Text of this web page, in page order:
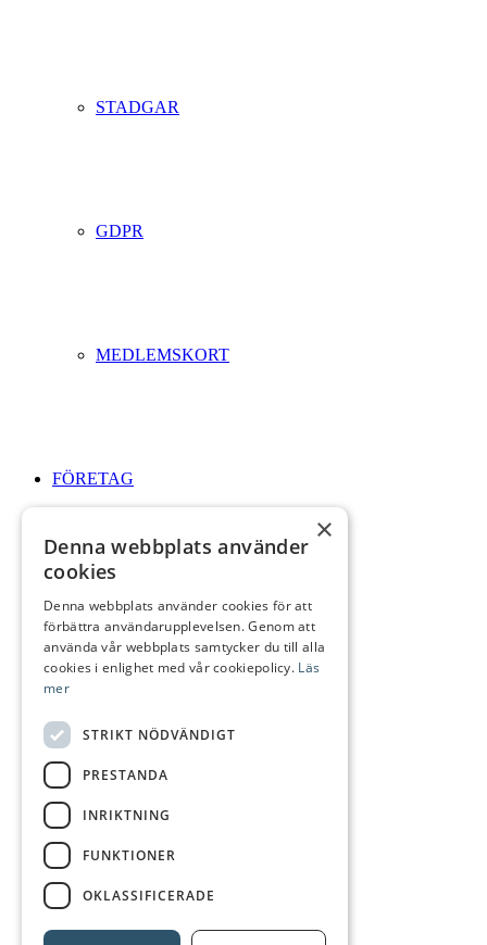
STADGAR
GDPR
MEDLEMSKORT
FÖRETAG
ÖPPETTIDER
Logga In
Sök
×
Denna webbplats använder
cookies
Denna webbplats använder cookies för att
förbättra användarupplevelsen. Genom att
använda vår webbplats samtycker du till alla
cookies i enlighet med vår cookiepolicy. Läs
mer
STRIKT NÖDVÄNDIGT
PRESTANDA
INRIKTNING
FUNKTIONER
OKLASSIFICERADE